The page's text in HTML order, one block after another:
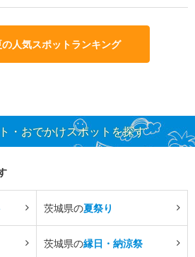
人気スポットランキング
・おでかけスポットを探す
茨城県の夏祭り
茨城県の縁日・納涼祭